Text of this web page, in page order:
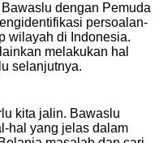
dengan Pemuda
persoalan-
wilayah di Indonesia.
melakukan hal
selanjutnya.
kita jalin. Bawaslu
hal yang jelas dalam